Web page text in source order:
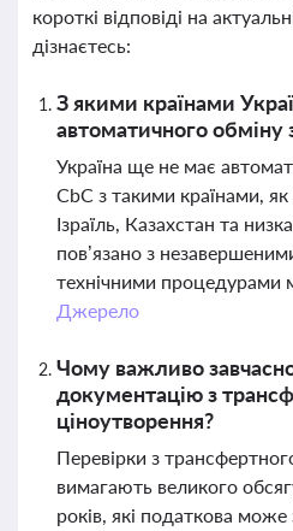
короткі відповіді на
дізнаєтесь:
З якими країнами
автоматичного обміну
Україна ще не має
CbC з такими країнами,
Ізраїль, Казахстан та
пов’язано з
технічними процедурами
Джерело
Чому важливо
документацію з
ціноутворення?
Перевірки з
вимагають великого
років, які податкова може